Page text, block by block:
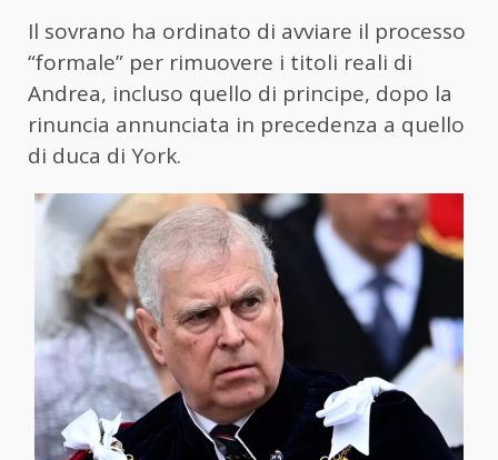
Il sovrano ha ordinato di avviare il processo
“formale” per rimuovere i titoli reali di
Andrea, incluso quello di principe, dopo la
rinuncia annunciata in precedenza a quello
di duca di York.